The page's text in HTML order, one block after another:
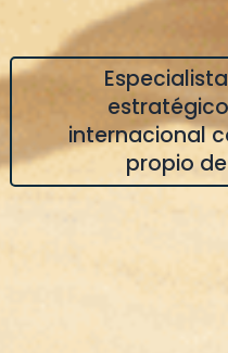
internacional
propio